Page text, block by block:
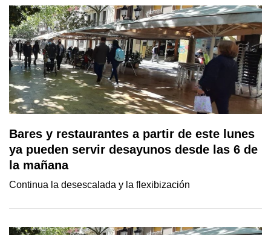
Bares y restaurantes a partir de este lunes
ya pueden servir desayunos desde las 6 de
la mañana
Continua la desescalada y la flexibización